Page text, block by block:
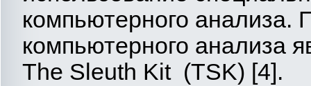
компьютерного анализа.
компьютерного анализа
The Sleuth Kit (TSK) [4].